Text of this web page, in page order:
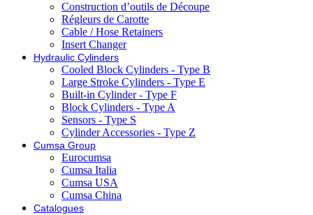
Construction d’outils de Découpe
Régleurs de Carotte
Cable / Hose Retainers
Insert Changer
Hydraulic Cylinders
Cooled Block Cylinders - Type B
Large Stroke Cylinders - Type E
Built-in Cylinder - Type F
Block Cylinders - Type A
Sensors - Type S
Cylinder Accessories - Type Z
Cumsa Group
Eurocumsa
Cumsa Italia
Cumsa USA
Cumsa China
Catalogues